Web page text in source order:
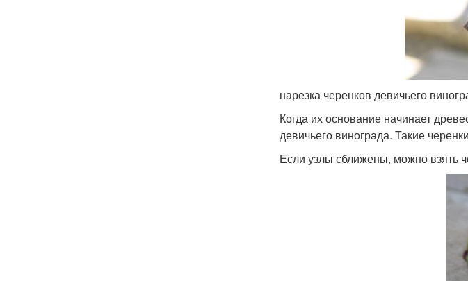
нарезка черенков девичьего
Когда их основание начинает
девичьего винограда. Такие
Если узлы сближены, можно взять